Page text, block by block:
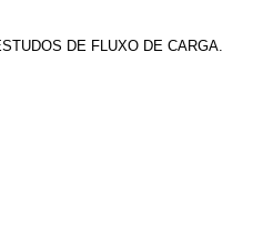
DE FLUXO DE CARGA.